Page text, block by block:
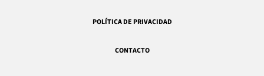
POLÍTICA DE PRIVACIDAD
CONTACTO